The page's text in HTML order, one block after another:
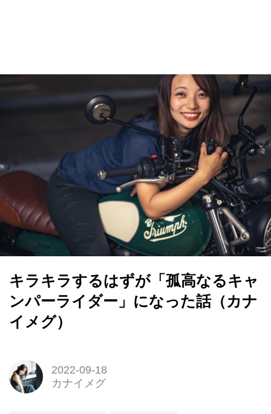
キラキラするはずが「孤高なるキャ
ンパーライダー」になった話（カナ
イメグ）
2022-09-18
カナイメグ